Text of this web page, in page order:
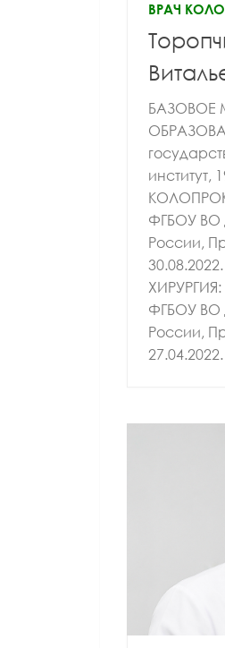
ВРАЧ
БАЗОВОЕ
институт,
ФГБОУ ВО
России,
30.08.2022.
ХИРУРГИЯ:
ФГБОУ ВО
России,
27.04.2022.
ВРАЧ